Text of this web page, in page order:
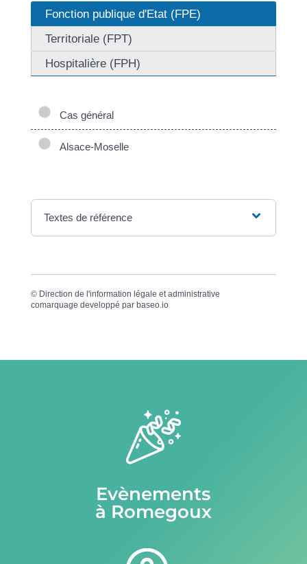
Fonction publique d'Etat (FPE)
Territoriale (FPT)
Hospitalière (FPH)
Cas général
Alsace-Moselle
Textes de référence
© Direction de l'information légale et administrative
comarquage developpé par baseo.io
Evènements
à Romegoux